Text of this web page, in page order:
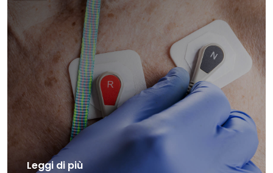
Leggi di più